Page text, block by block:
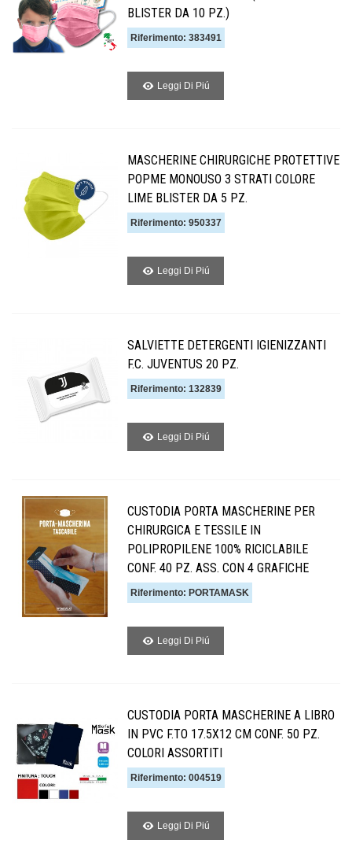
BLISTER DA 10 PZ.)
Riferimento: 383491
Leggi Di Piú
MASCHERINE CHIRURGICHE PROTETTIVE
POPME MONOUSO 3 STRATI COLORE
LIME BLISTER DA 5 PZ.
Riferimento: 950337
Leggi Di Piú
SALVIETTE DETERGENTI IGIENIZZANTI
F.C. JUVENTUS 20 PZ.
Riferimento: 132839
Leggi Di Piú
CUSTODIA PORTA MASCHERINE PER
CHIRURGICA E TESSILE IN
POLIPROPILENE 100% RICICLABILE
CONF. 40 PZ. ASS. CON 4 GRAFICHE
Riferimento: PORTAMASK
Leggi Di Piú
CUSTODIA PORTA MASCHERINE A LIBRO
IN PVC F.TO 17.5X12 CM CONF. 50 PZ.
COLORI ASSORTITI
Riferimento: 004519
Leggi Di Piú